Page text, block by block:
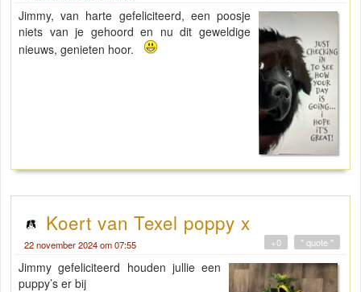
Jimmy, van harte gefeliciteerd, een poosje
niets van je gehoord en nu dit geweldige
nieuws, genieten hoor.
Koert van Texel poppy x
22 november 2024 om 07:55 " quote "
+0
Jimmy gefeliciteerd houden jullie een
puppy’s er bij